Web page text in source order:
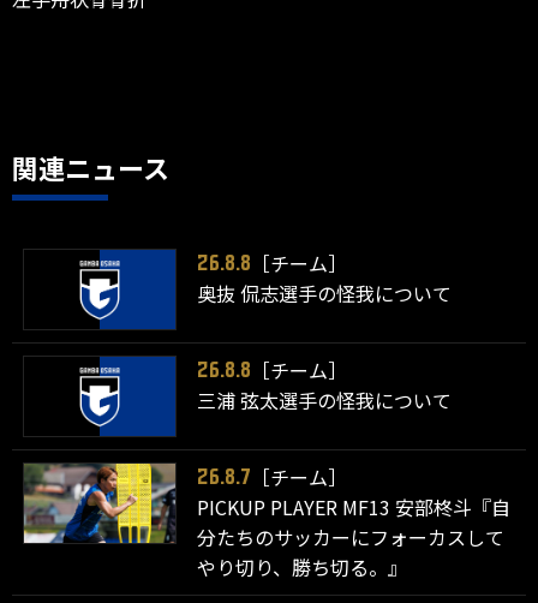
関連ニュース
26.8.8
［チーム］
奥抜 侃志選手の怪我について
26.8.8
［チーム］
三浦 弦太選手の怪我について
26.8.7
［チーム］
PICKUP PLAYER MF13 安部柊斗『自
分たちのサッカーにフォーカスして
やり切り、勝ち切る。』